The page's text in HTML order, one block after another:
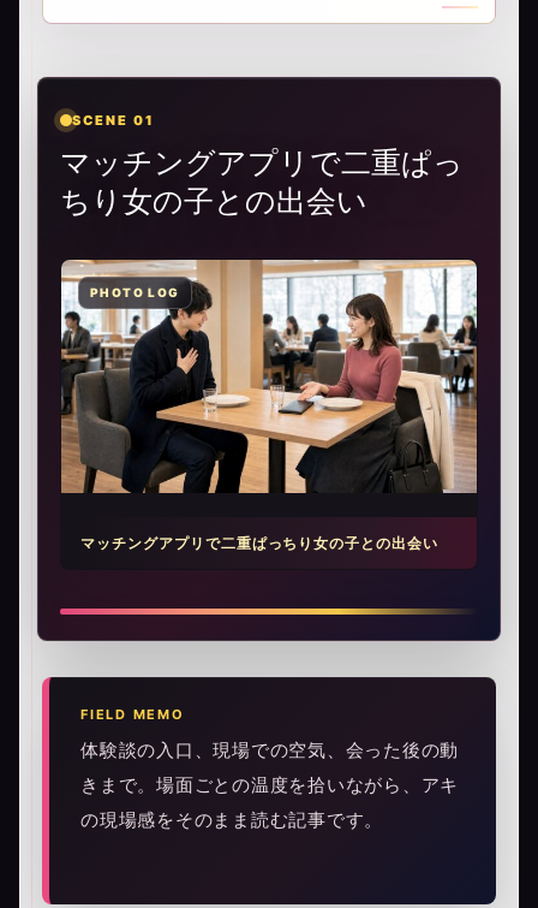
SCENE 01
マッチングアプリで二重ぱっ
ちり女の子との出会い
マッチングアプリで二重ぱっちり女の子との出会い
FIELD MEMO
体験談の入口、現場での空気、会った後の動
きまで。場面ごとの温度を拾いながら、アキ
の現場感をそのまま読む記事です。